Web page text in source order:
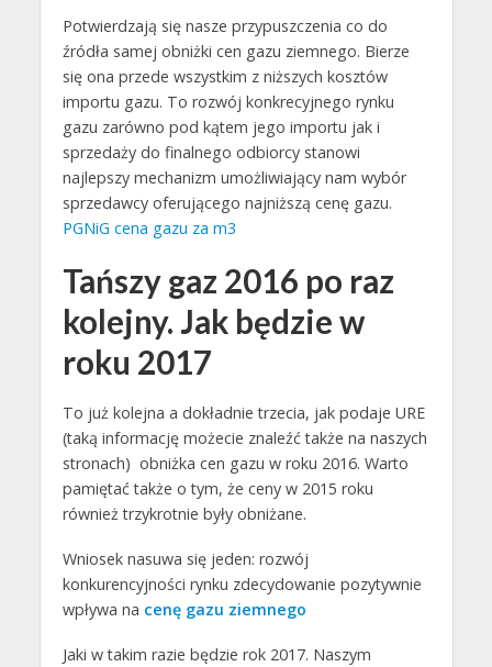
Potwierdzają się nasze przypuszczenia co do
źródła samej obniżki cen gazu ziemnego. Bierze
się ona przede wszystkim z niższych kosztów
importu gazu. To rozwój konkrecyjnego rynku
gazu zarówno pod kątem jego importu jak i
sprzedaży do finalnego odbiorcy stanowi
najlepszy mechanizm umożliwiający nam wybór
sprzedawcy oferującego najniższą cenę gazu.
PGNiG cena gazu za m3
Tańszy gaz 2016 po raz
kolejny. Jak będzie w
roku 2017
To już kolejna a dokładnie trzecia, jak podaje URE
(taką informację możecie znaleźć także na naszych
stronach) obniżka cen gazu w roku 2016. Warto
pamiętać także o tym, że ceny w 2015 roku
również trzykrotnie były obniżane.
Wniosek nasuwa się jeden: rozwój
konkurencyjności rynku zdecydowanie pozytywnie
wpływa na cenę gazu ziemnego
Jaki w takim razie będzie rok 2017. Naszym